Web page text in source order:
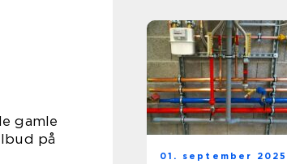
gamle
på
01. september 2025